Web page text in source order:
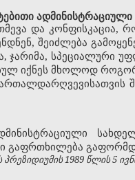
და
შეიძლება
ჯარიმა, სპეციალური
იქნეს მხოლოდ
გაფრთხილება
1989 წლის 5